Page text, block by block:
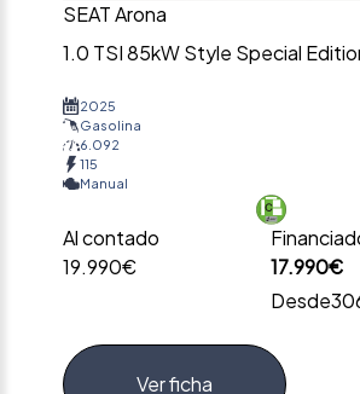
SEAT Arona
1.0 TSI 85kW Style Special
2025
Gasolina
6.092
115
Manual
Al contado
19.990€
17.990€
Desde
Ver ficha